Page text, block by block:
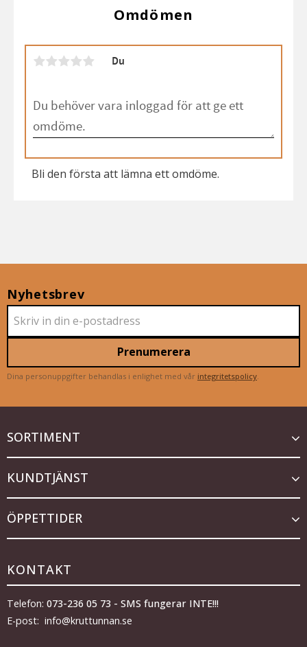
Omdömen
Du
Bli den första att lämna ett omdöme.
Nyhetsbrev
Prenumerera
Dina personuppgifter behandlas i enlighet med vår integritetspolicy
SORTIMENT
KUNDTJÄNST
ÖPPETTIDER
KONTAKT
Telefon: 073-236 05 73 - SMS fungerar INTE!!!
E-post: info@kruttunnan.se